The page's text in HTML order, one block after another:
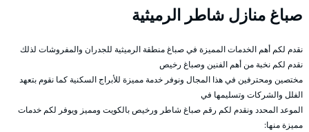
صباغ منازل شاطر الرميثية
نقدم لكم أهم الخدمات المميزة في صباغ منطقة الرميثية للجدران والمفروشات لذلك
نقدم لكم نخبة من أهم الفنين وصباغ رخيص
مختصين ومحترفين في هذا المجال ونوفر خدمة مميزة للأبراج السكنية كما نقوم بتعهد
الفلل والشركات وتسليمها في
الموعد المحدد ونقدم لكم رقم صباغ شاطر ورخيص بالكويت ومميز ويوفر لكم خدمات
مميزة منها: